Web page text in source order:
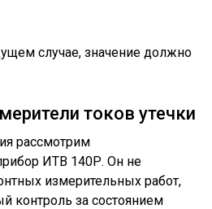
случае, значение должно
токов утечки
рассмотрим
ИТВ 140Р. Он не
измерительных работ,
контроль за состоянием